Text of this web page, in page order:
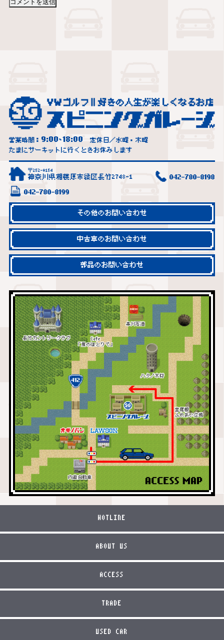
営業時間： 9:00~18:00
定休日／水曜・木曜
たまにサーキットに行くときお休みします
〒252-0154
神奈川県相模原市緑区長竹2748-1 042-780-8198
042-780-8199
その他のお問い合わせ
中古車のお問い合わせ
部品のお問い合わせ
HOTLINE
ABOUT US
ACCESS
TRADE
USED CAR